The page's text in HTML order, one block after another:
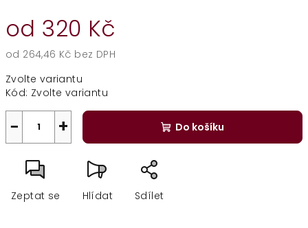
od 320 Kč
od 264,46 Kč bez DPH
cena:
Zvolte variantu
Kód: Zvolte variantu
+
− Do košíku
Zeptat se Hlídat Sdílet